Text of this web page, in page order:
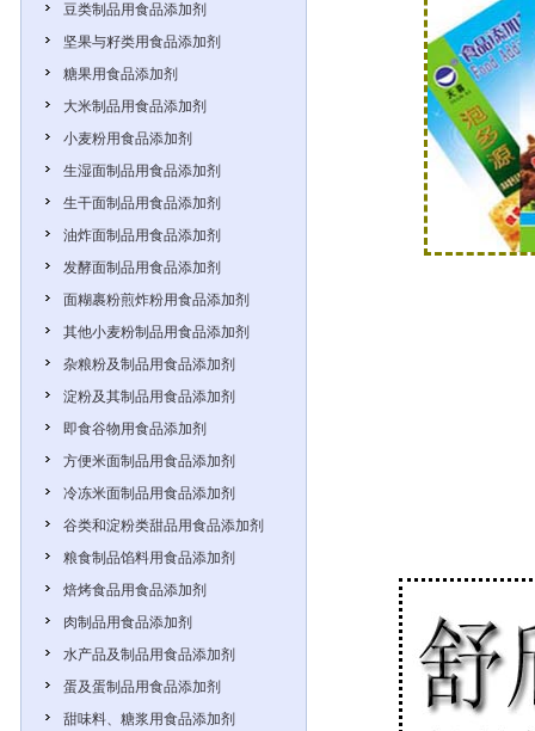
豆类制品用食品添加剂
坚果与籽类用食品添加剂
糖果用食品添加剂
大米制品用食品添加剂
小麦粉用食品添加剂
生湿面制品用食品添加剂
生干面制品用食品添加剂
油炸面制品用食品添加剂
发酵面制品用食品添加剂
面糊裹粉煎炸粉用食品添加剂
其他小麦粉制品用食品添加剂
杂粮粉及制品用食品添加剂
淀粉及其制品用食品添加剂
即食谷物用食品添加剂
方便米面制品用食品添加剂
冷冻米面制品用食品添加剂
谷类和淀粉类甜品用食品添加剂
粮食制品馅料用食品添加剂
焙烤食品用食品添加剂
肉制品用食品添加剂
水产品及制品用食品添加剂
蛋及蛋制品用食品添加剂
甜味料、糖浆用食品添加剂